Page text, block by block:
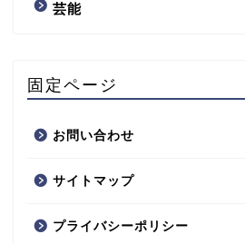
芸能
固定ページ
お問い合わせ
サイトマップ
プライバシーポリシー